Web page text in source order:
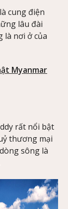
cung điện
lâu đài
là nơi ở của
Myanmar
rất nổi bật
thương mại
sông là